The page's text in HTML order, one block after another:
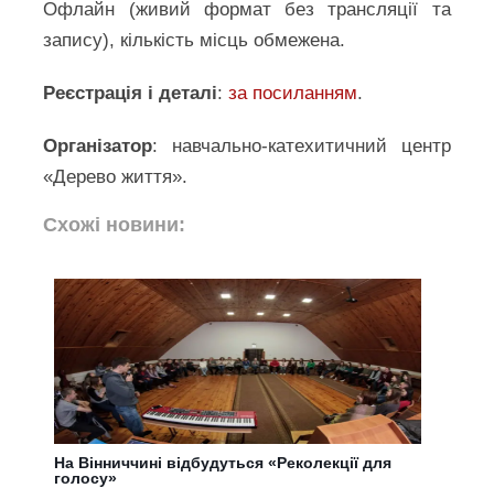
Офлайн (живий формат без трансляції та
запису), кількість місць обмежена.
Реєстрація і деталі:за посиланням.
Організатор: навчально-катехитичний центр
«Дерево життя».
Схожі новини:
На Вінниччині відбудуться «Реколекції для
голосу»